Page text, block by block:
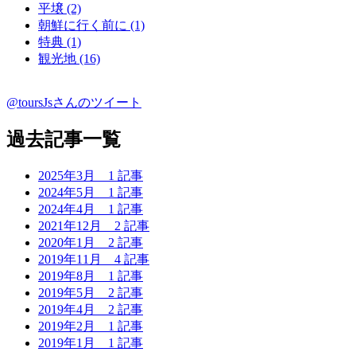
平壌 (2)
朝鮮に行く前に (1)
特典 (1)
観光地 (16)
@toursJsさんのツイート
過去記事一覧
2025年3月 1 記事
2024年5月 1 記事
2024年4月 1 記事
2021年12月 2 記事
2020年1月 2 記事
2019年11月 4 記事
2019年8月 1 記事
2019年5月 2 記事
2019年4月 2 記事
2019年2月 1 記事
2019年1月 1 記事